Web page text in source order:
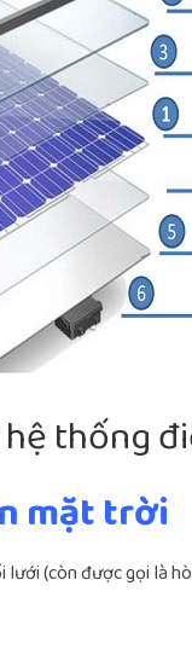
thống
mặt trời
(còn được gọi là